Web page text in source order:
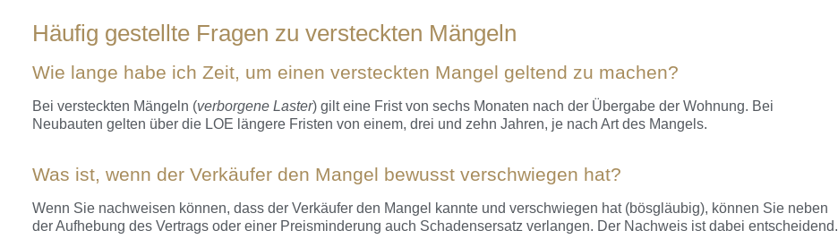
Häufig gestellte Fragen zu versteckten Mängeln
Wie lange habe ich Zeit, um einen versteckten Mangel geltend zu machen?
Bei versteckten Mängeln (verborgene Laster) gilt eine Frist von sechs Monaten nach der Übergabe der Wohnung. Bei
Neubauten gelten über die LOE längere Fristen von einem, drei und zehn Jahren, je nach Art des Mangels.
Was ist, wenn der Verkäufer den Mangel bewusst verschwiegen hat?
Wenn Sie nachweisen können, dass der Verkäufer den Mangel kannte und verschwiegen hat (bösgläubig), können Sie neben
der Aufhebung des Vertrags oder einer Preisminderung auch Schadensersatz verlangen. Der Nachweis ist dabei entscheidend.